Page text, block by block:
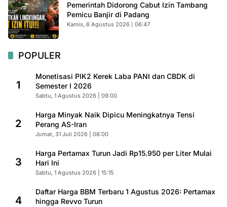
Pemerintah Didorong Cabut Izin Tambang
Pemicu Banjir di Padang
Kamis, 6 Agustus 2026 | 06:47
POPULER
1
Monetisasi PIK2 Kerek Laba PANI dan CBDK di
Semester I 2026
Sabtu, 1 Agustus 2026 | 09:00
2
Harga Minyak Naik Dipicu Meningkatnya Tensi
Perang AS-Iran
Jumat, 31 Juli 2026 | 08:00
3
Harga Pertamax Turun Jadi Rp15.950 per Liter Mulai
Hari Ini
Sabtu, 1 Agustus 2026 | 15:15
4
Daftar Harga BBM Terbaru 1 Agustus 2026: Pertamax
hingga Revvo Turun